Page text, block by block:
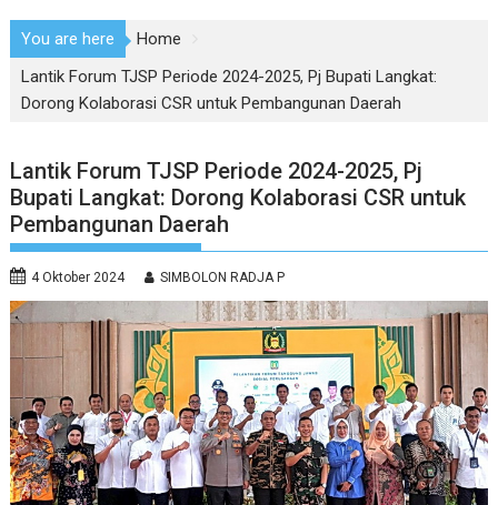
You are here
Home
Lantik Forum TJSP Periode 2024-2025, Pj Bupati Langkat:
Dorong Kolaborasi CSR untuk Pembangunan Daerah
Lantik Forum TJSP Periode 2024-2025, Pj
Bupati Langkat: Dorong Kolaborasi CSR untuk
Pembangunan Daerah
4 Oktober 2024 SIMBOLON RADJA P